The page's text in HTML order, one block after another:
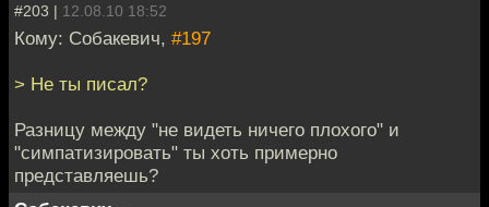
#203 | 12.08.10 18:52
Кому: Собакевич, #197
> Не ты писал?
Разницу между "не видеть ничего плохого" и
"симпатизировать" ты хоть примерно
представляешь?